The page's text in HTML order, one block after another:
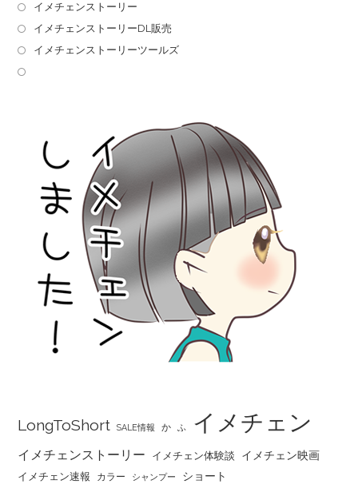
イメチェンストーリー
イメチェンストーリーDL販売
イメチェンストーリーツールズ
LongToShort SALE情報 か ふ イメチェン
イメチェンストーリー イメチェン体験談 イメチェン映画
イメチェン速報 カラー シャンプー ショート